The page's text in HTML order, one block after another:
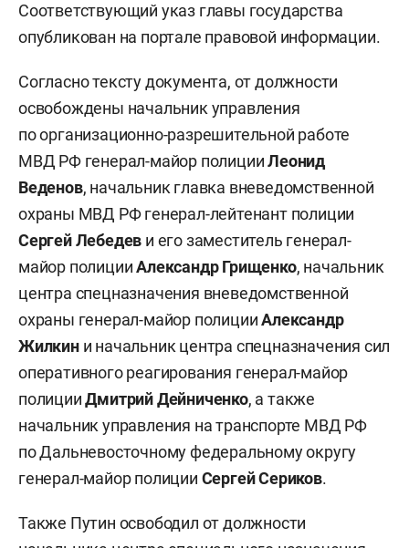
Соответствующий указ главы государства
опубликован на портале правовой информации.
Согласно тексту документа, от должности
освобождены начальник управления
по организационно-разрешительной работе
МВД РФ генерал-майор полицииЛеонид
Веденов, начальник главка вневедомственной
охраны МВД РФ генерал-лейтенант полиции
Сергей Лебедев и его заместитель генерал-
майор полицииАлександр Грищенко, начальник
центра спецназначения вневедомственной
охраны генерал-майор полицииАлександр
Жилкини начальник центра спецназначения сил
оперативного реагирования генерал-майор
полицииДмитрий Дейниченко, а также
начальник управления на транспорте МВД РФ
по Дальневосточному федеральному округу
генерал-майор полиции Сергей Сериков.
Также Путин освободил от должности